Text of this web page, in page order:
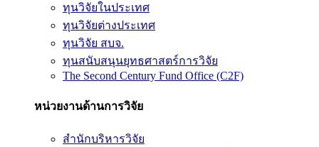
ทุนวิจัยในประเทศ
ทุนวิจัยต่างประเทศ
ทุนวิจัย สบจ.
ทุนสนับสนุนยุทธศาสตร์การวิจัย
The Second Century Fund Office (C2F)
หน่วยงานด้านการวิจัย
สำนักบริหารวิจัย